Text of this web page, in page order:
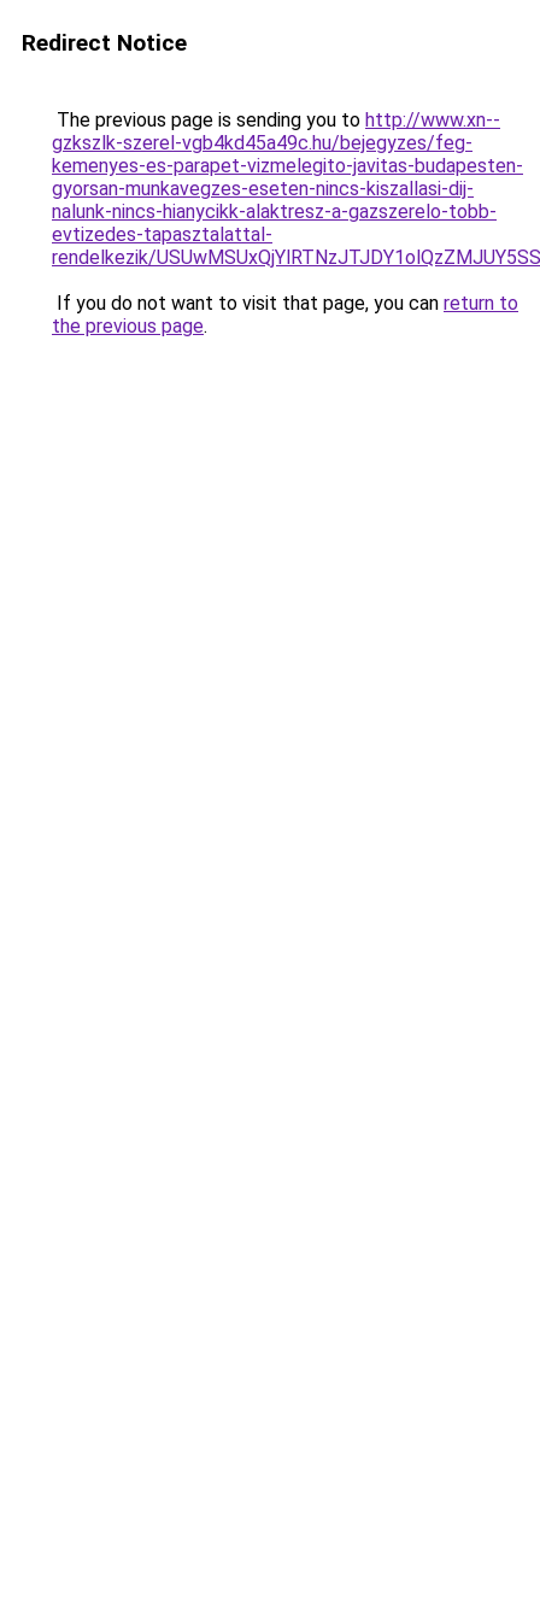
Redirect Notice
The previous page is sending you to http://www.xn--
gzkszlk-szerel-vgb4kd45a49c.hu/bejegyzes/feg-
kemenyes-es-parapet-vizmelegito-javitas-budapesten-
gyorsan-munkavegzes-eseten-nincs-kiszallasi-dij-
nalunk-nincs-hianycikk-alaktresz-a-gazszerelo-tobb-
evtizedes-tapasztalattal-
rendelkezik/
If you do not want to visit that page, you can return to
the previous page.